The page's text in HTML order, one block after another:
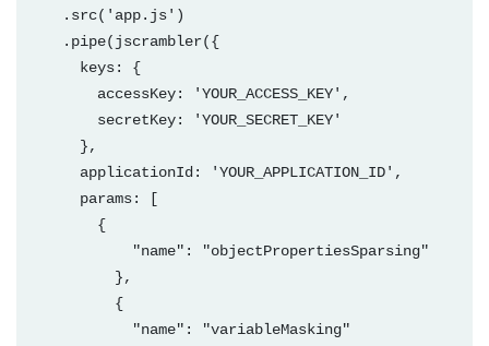
    .src('app.js')
    .pipe(jscrambler({
      keys: {
        accessKey: 'YOUR_ACCESS_KEY',
        secretKey: 'YOUR_SECRET_KEY'
      },
      applicationId: 'YOUR_APPLICATION_ID',
      params: [
        {
            "name": "objectPropertiesSparsing"
          },
          {
            "name": "variableMasking"